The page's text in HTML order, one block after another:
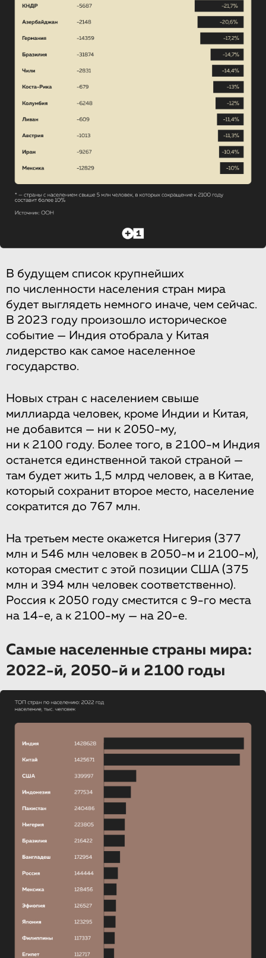
В будущем список крупнейших
по численности населения стран мира
будет выглядеть немного иначе, чем сейчас.
В 2023 году произошло историческое
событие — Индия отобрала у Китая
лидерство как самое населенное
государство.
Новых стран с населением свыше
миллиарда человек, кроме Индии и Китая,
не добавится — ни к 2050-му,
ни к 2100 году. Более того, в 2100-м Индия
останется единственной такой страной —
там будет жить 1,5 млрд человек, а в Китае,
который сохранит второе место, население
сократится до 767 млн.
На третьем месте окажется Нигерия (377
млн и 546 млн человек в 2050-м и 2100-м),
которая сместит c этой позиции США (375
млн и 394 млн человек соответственно).
Россия к 2050 году сместится с 9-го места
на 14-е, а к 2100-му — на 20-е.
Самые населенные страны мира:
2022-й, 2050-й и 2100 годы